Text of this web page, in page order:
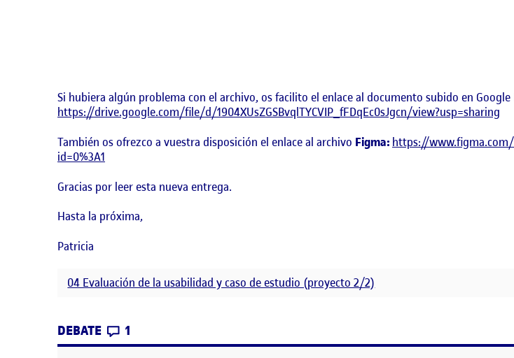
Si hubiera algún problema con el archivo, os facilito el enlace al documento subido en Google
https://drive.google.com/file/d/1904XUsZGSBvqlTYCVIP_fFDqEc0sJgcn/view?usp=sharing
También os ofrezco a vuestra disposición el enlace al archivo Figma: https://www.figma.com/
id=0%3A1
Gracias por leer esta nueva entrega.
Hasta la próxima,
Patricia
04 Evaluación de la usabilidad y caso de estudio (proyecto 2/2)
DEBATE CONTRIBUTIONS
1